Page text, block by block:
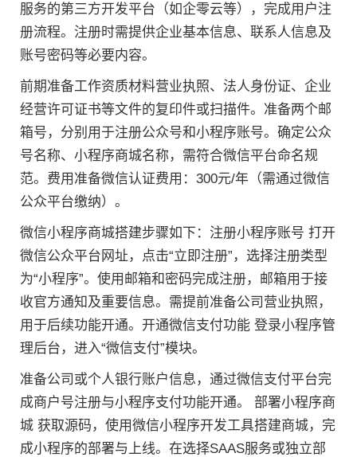
服务的第三方开发平台（如企零云等），完成用户注
册流程。注册时需提供企业基本信息、联系人信息及
账号密码等必要内容。
前期准备工作资质材料营业执照、法人身份证、企业
经营许可证书等文件的复印件或扫描件。准备两个邮
箱号，分别用于注册公众号和小程序账号。确定公众
号名称、小程序商城名称，需符合微信平台命名规
范。费用准备微信认证费用：300元/年（需通过微信
公众平台缴纳）。
微信小程序商城搭建步骤如下：注册小程序账号 打开
微信公众平台网址，点击“立即注册”，选择注册类型
为“小程序”。使用邮箱和密码完成注册，邮箱用于接
收官方通知及重要信息。需提前准备公司营业执照，
用于后续功能开通。开通微信支付功能 登录小程序管
理后台，进入“微信支付”模块。
准备公司或个人银行账户信息，通过微信支付平台完
成商户号注册与小程序支付功能开通。 部署小程序商
城 获取源码，使用微信小程序开发工具搭建商城，完
成小程序的部署与上线。在选择SAAS服务或独立部